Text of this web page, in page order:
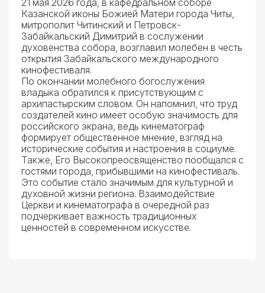
21 мая 2026 года, в кафедральном соборе
Казанской иконы Божией Матери города Читы,
митрополит Читинский и Петровск-
Забайкальский Димитрий в сослужении
духовенства собора, возглавил молебен в честь
открытия Забайкальского международного
кинофестиваля.
По окончании молебного богослужения
владыка обратился к присутствующим с
архипастырским словом. Он напомнил, что труд
создателей кино имеет особую значимость для
российского экрана, ведь кинематограф
формирует общественное мнение, взгляд на
исторические события и настроения в социуме.
Также, Его Высокопреосвященство пообщался с
гостями города, прибывшими на кинофестиваль.
Это событие стало значимым для культурной и
духовной жизни региона. Взаимодействие
Церкви и кинематографа в очередной раз
подчеркивает важность традиционных
ценностей в современном искусстве.